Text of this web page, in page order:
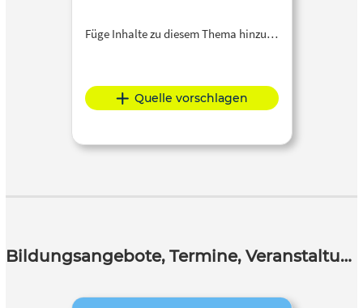
Füge Inhalte zu diesem Thema hinzu…
Quelle vorschlagen
Bildungsangebote, Termine, Veranstaltungen